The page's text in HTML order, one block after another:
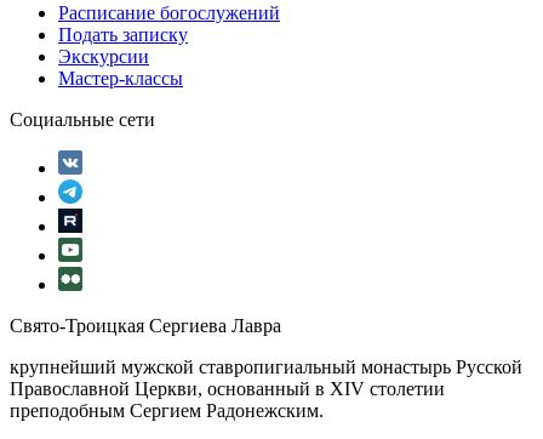
Расписание богослужений
Подать записку
Экскурсии
Мастер-классы
Социальные сети
Свято-Троицкая Сергиева Лавра
крупнейший мужской ставропигиальный монастырь Русской
Православной Церкви, основанный в XIV столетии
преподобным Сергием Радонежским.